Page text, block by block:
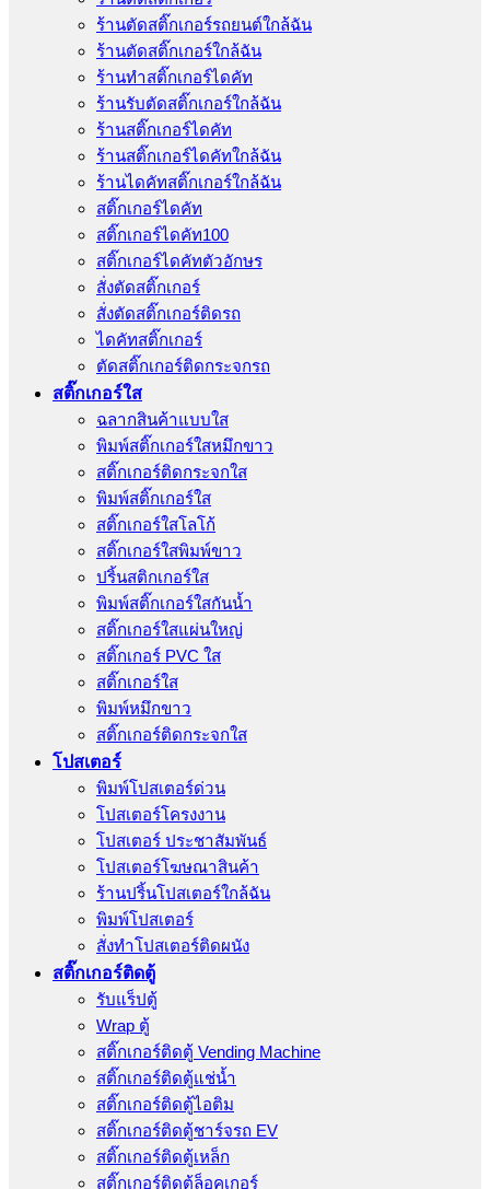
ร้านตัดสติ๊กเกอร์รถยนต์ใกล้ฉัน
ร้านตัดสติ๊กเกอร์ใกล้ฉัน
ร้านทําสติ๊กเกอร์ไดคัท
ร้านรับตัดสติ๊กเกอร์ใกล้ฉัน
ร้านสติ๊กเกอร์ไดคัท
ร้านสติ๊กเกอร์ไดคัทใกล้ฉัน
ร้านไดคัทสติ๊กเกอร์ใกล้ฉัน
สติ๊กเกอร์ไดคัท
สติ๊กเกอร์ไดคัท100
สติ๊กเกอร์ไดคัทตัวอักษร
สั่งตัดสติ๊กเกอร์
สั่งตัดสติ๊กเกอร์ติดรถ
ไดคัทสติ๊กเกอร์
ตัดสติ๊กเกอร์ติดกระจกรถ
สติ๊กเกอร์ใส
ฉลากสินค้าแบบใส
พิมพ์สติ๊กเกอร์ใสหมึกขาว
สติ๊กเกอร์ติดกระจกใส
พิมพ์สติ๊กเกอร์ใส
สติ๊กเกอร์ใสโลโก้
สติ๊กเกอร์ใสพิมพ์ขาว
ปริ้นสติกเกอร์ใส
พิมพ์สติ๊กเกอร์ใสกันน้ำ
สติ๊กเกอร์ใสแผ่นใหญ่
สติ๊กเกอร์ PVC ใส
สติ๊กเกอร์ใส
พิมพ์หมึกขาว
สติ๊กเกอร์ติดกระจกใส
โปสเตอร์
พิมพ์โปสเตอร์ด่วน
โปสเตอร์โครงงาน
โปสเตอร์ ประชาสัมพันธ์
โปสเตอร์โฆษณาสินค้า
ร้านปริ้นโปสเตอร์ใกล้ฉัน
พิมพ์โปสเตอร์
สั่งทําโปสเตอร์ติดผนัง
สติ๊กเกอร์ติดตู้
รับแร็ปตู้
Wrap ตู้
สติ๊กเกอร์ติดตู้ Vending Machine
สติ๊กเกอร์ติดตู้แช่น้ำ
สติ๊กเกอร์ติดตู้ไอติม
สติ๊กเกอร์ติดตู้ชาร์จรถ EV
สติ๊กเกอร์ติดตู้เหล็ก
สติ๊กเกอร์ติดตู้ล็อคเกอร์